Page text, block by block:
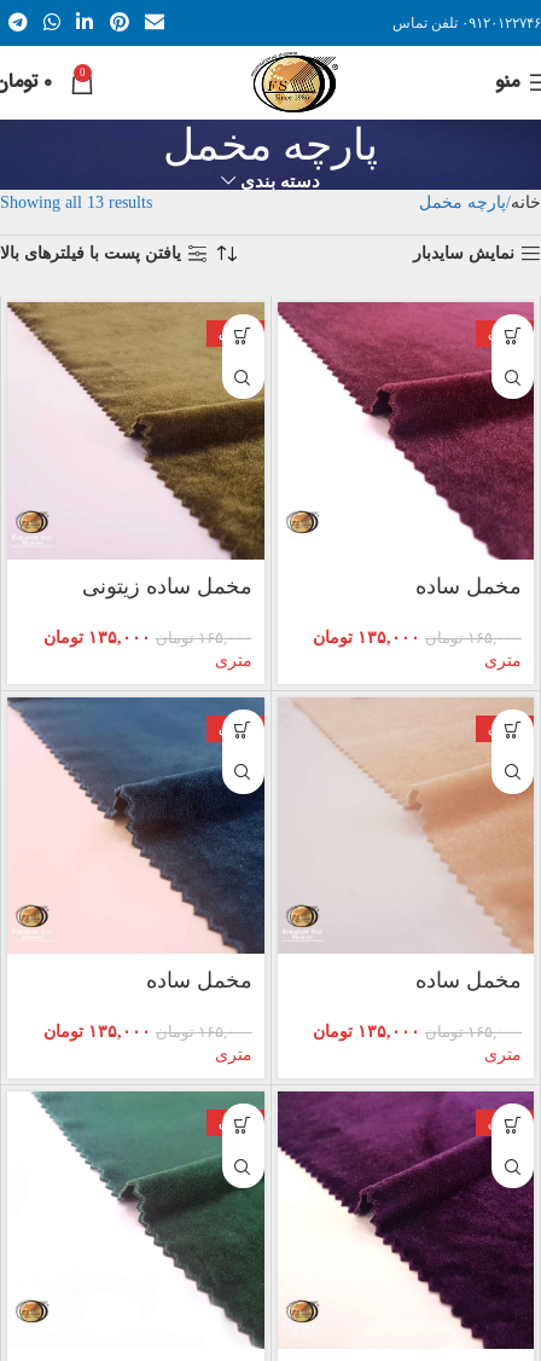
۰۹۱۲۰۱۲۲۷۴۶ تلفن تماس
منو 0 ۰
پارچه مخمل
دسته بندی
خانه پارچه مخمل Showing all 13 results
نمایش سایدبار یافتن پست با فیلترهای بالا
فروش
مخمل ساده
۱۶۵,۰۰۰ تومان ۱۳۵,۰۰۰ تومان
متری
فروش
مخمل ساده زیتونی
۱۶۵,۰۰۰ تومان ۱۳۵,۰۰۰ تومان
متری
فروش
مخمل ساده
۱۶۵,۰۰۰ تومان ۱۳۵,۰۰۰ تومان
متری
فروش
مخمل ساده
۱۶۵,۰۰۰ تومان ۱۳۵,۰۰۰ تومان
متری
فروش فروش